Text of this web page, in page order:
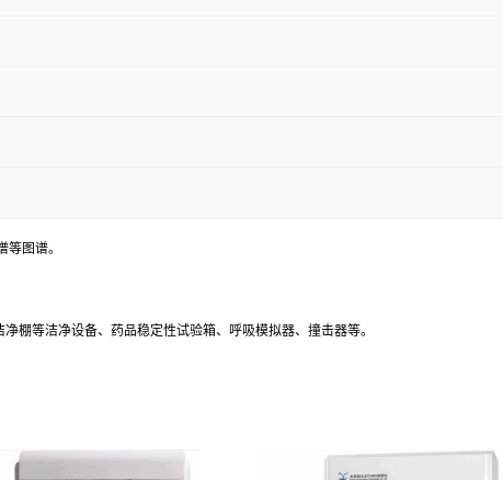
图谱。
棚等洁净设备、药品稳定性试验箱、呼吸模拟器、撞击器等。